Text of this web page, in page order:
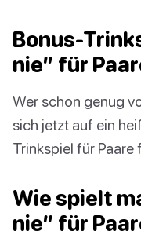
Bonus-
nie” für
Wer schon genug
sich jetzt auf ein
Trinkspiel für Paare
Wie spielt
nie” für